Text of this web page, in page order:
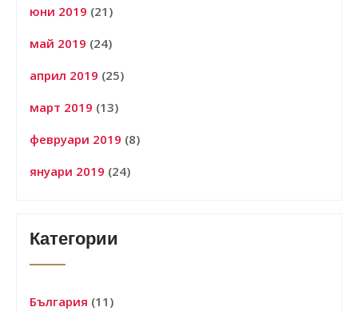
юни 2019 (21)
май 2019 (24)
април 2019 (25)
март 2019 (13)
февруари 2019 (8)
януари 2019 (24)
Категории
България (11)